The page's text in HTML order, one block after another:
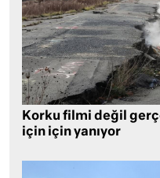
Korku filmi değil
için için yanıyor